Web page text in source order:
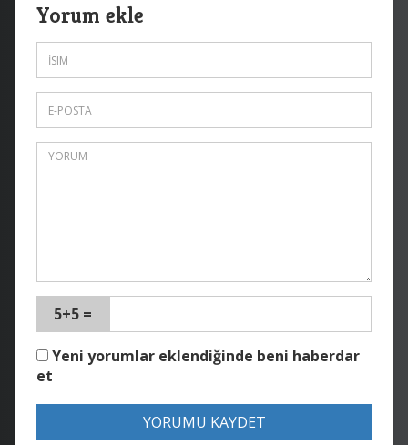
Yorum ekle
5+5 =
Yeni yorumlar eklendiğinde beni haberdar
et